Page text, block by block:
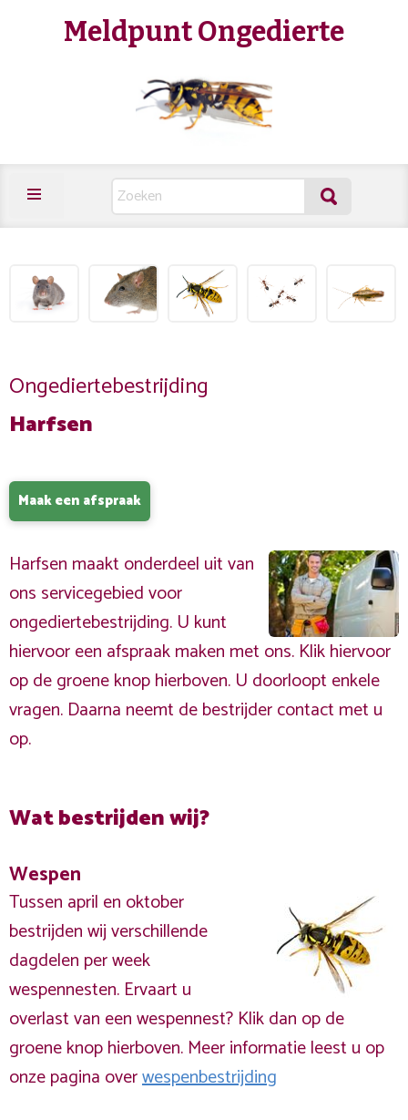
Meldpunt Ongedierte
Ongediertebestrijding
Harfsen
Maak een afspraak
Harfsen maakt onderdeel uit van
ons servicegebied voor
ongediertebestrijding. U kunt
hiervoor een afspraak maken met ons. Klik hiervoor
op de groene knop hierboven. U doorloopt enkele
vragen. Daarna neemt de bestrijder contact met u
op.
Wat bestrijden wij?
Wespen
Tussen april en oktober
bestrijden wij verschillende
dagdelen per week
wespennesten. Ervaart u
overlast van een wespennest? Klik dan op de
groene knop hierboven. Meer informatie leest u op
onze pagina overwespenbestrijding